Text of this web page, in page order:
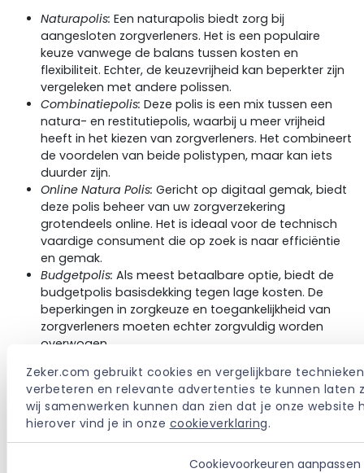
Zeker.com gebruikt cookies en vergelijkbare
verbeteren en relevante advertenties te kunnen laten
wij samenwerken kunnen dan zien dat je onze website
hierover vind je in onze cookieverklaring.
Cookievoorkeuren aanpassen
Naturapolis: Een naturapolis biedt zorg bij
aangesloten zorgverleners. Het is een populaire
keuze vanwege de balans tussen kosten en
flexibiliteit. Echter, de keuzevrijheid kan beperkter zijn
vergeleken met andere polissen.
Combinatiepolis: Deze polis is een mix tussen een
natura- en restitutiepolis, waarbij u meer vrijheid
heeft in het kiezen van zorgverleners. Het combineert
de voordelen van beide polistypen, maar kan iets
duurder zijn.
Online Natura Polis: Gericht op digitaal gemak, biedt
deze polis beheer van uw zorgverzekering
grotendeels online. Het is ideaal voor de technisch
vaardige consument die op zoek is naar efficiëntie
en gemak.
Budgetpolis: Als meest betaalbare optie, biedt de
budgetpolis basisdekking tegen lage kosten. De
beperkingen in zorgkeuze en toegankelijkheid van
zorgverleners moeten echter zorgvuldig worden
overwogen.
Hoe zorgverzekeringen te Vergelijken
Het vergelijken van zorgverzekeringen kan een uitdaging
zijn. Begin met het bepalen van uw zorgbehoeften, vergelijk
vervolgens de premies, dekking, en voorwaarden van
verschillende verzekeraars. Vergelijkers, zoals die op
Zeker.com, kunnen dit proces aanzienlijk vereenvoudigen.